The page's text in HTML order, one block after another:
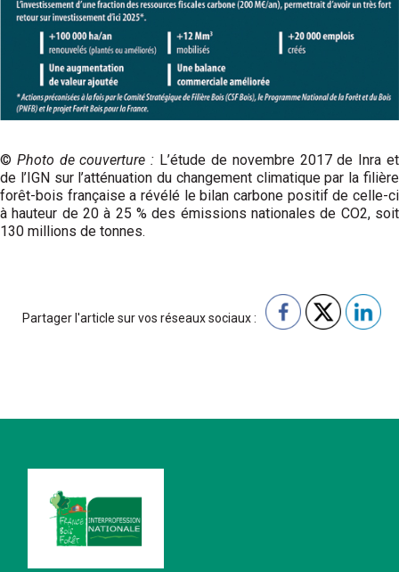
© Photo de couverture : L’étude de novembre 2017 de Inra et
de l’IGN sur l’atténuation du changement climatique par la filière
forêt-bois française a révélé le bilan carbone positif de celle-ci
à hauteur de 20 à 25 % des émissions nationales de CO2, soit
130 millions de tonnes.
Partager l'article sur vos réseaux sociaux :